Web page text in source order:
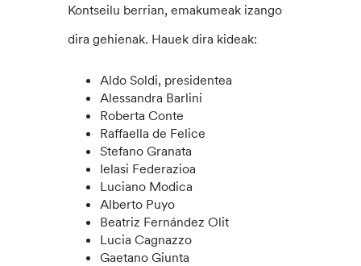
Kontseilu berrian, emakumeak izango
dira gehienak. Hauek dira kideak:
Aldo Soldi, presidentea
Alessandra Barlini
Roberta Conte
Raffaella de Felice
Stefano Granata
Ielasi Federazioa
Luciano Modica
Alberto Puyo
Beatriz Fernández Olit
Lucia Cagnazzo
Gaetano Giunta